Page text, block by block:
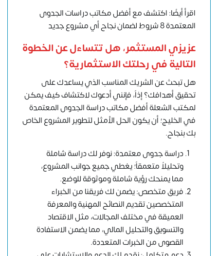
اقرأ أيضًا: اكتشف مع أفضل مكاتب دراسات الجدوى
المعتمدة 8 شروط لضمان نجاح أي مشروع جديد
عزيزي المستثمر، هل تتساءل عن الخطوة
التالية في رحلتك الاستثمارية؟
هل تبحث عن الشريك المناسب الذي يساعدك على
تحقيق أهدافك؟ إذاً، فإنني أدعوك لاكتشاف كيف يمكن
لمكتب الشعلةأفضل مكاتب دراسة الجدوى المعتمدة
في الخليج؛ أن يكون الحل الأمثل لتطوير المشروع الخاص
بك بنجاح.
دراسة جدوى معتمدة: نوفر لك دراسة شاملة
وتحليلاً متعمقاً؛ يغطي جميع جوانب المشروع،
مما يمنحك رؤية شاملة وموثوقة للوضع.
فريق متخصص: يضمن لك فريقنا من الخبراء
المتخصصين تقديم النصائح المهنية والمعرفة
العميقة في مختلف المجالات، مثل الاقتصاد
والتسويق والتحليل المالي، مما يضمن الاستفادة
القصوى من الخبرات المتعددة.